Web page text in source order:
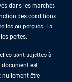
dans les marchés
des conditions
ou perçues. La
pertes.
sont sujettes à
document est
nullement être